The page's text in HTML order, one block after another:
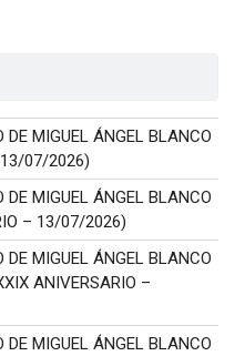
DE MIGUEL ÁNGEL BLANCO
13/07/2026)
DE MIGUEL ÁNGEL BLANCO
– 13/07/2026)
DE MIGUEL ÁNGEL BLANCO
ANIVERSARIO –
DE MIGUEL ÁNGEL BLANCO